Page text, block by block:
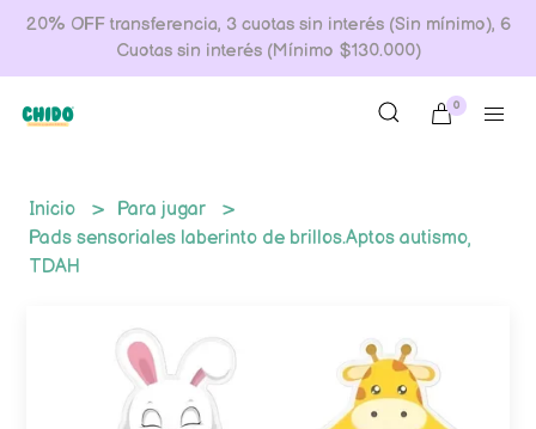
20% OFF transferencia, 3 cuotas sin interés (Sin mínimo), 6
Cuotas sin interés (Mínimo $130.000)
0
Inicio
Para jugar
Pads sensoriales laberinto de brillos.Aptos autismo,
TDAH